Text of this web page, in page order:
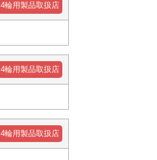
4輪用製品取扱店
4輪用製品取扱店
4輪用製品取扱店